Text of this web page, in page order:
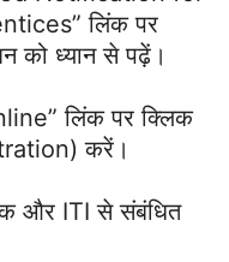
लिंक पर
को ध्यान से पढ़ें।
लिंक पर क्लिक
करें।
और ITI से संबंधित